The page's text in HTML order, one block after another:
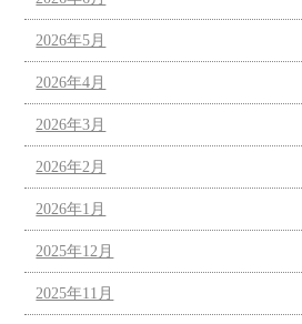
2026年5月
2026年4月
2026年3月
2026年2月
2026年1月
2025年12月
2025年11月